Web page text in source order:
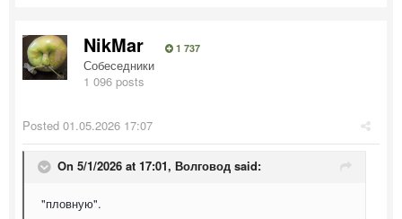
NikMar 1 737
Собеседники
1 096 posts
Posted 01.05.2026 17:07
On 5/1/2026 at 17:01, Волговод said:
"пловную".